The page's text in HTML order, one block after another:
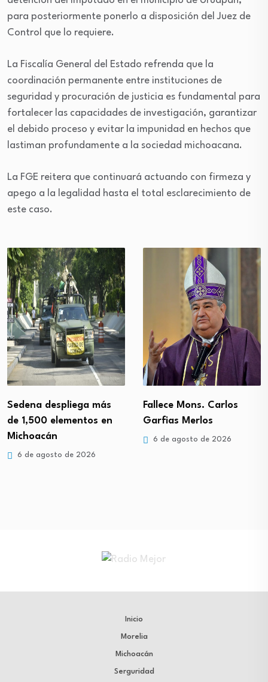
para posteriormente ponerlo a disposición del Juez de
Control que lo requiere.
La Fiscalía General del Estado refrenda que la
coordinación permanente entre instituciones de
seguridad y procuración de justicia es fundamental para
fortalecer las capacidades de investigación, garantizar
el debido proceso y evitar la impunidad en hechos que
lastiman profundamente a la sociedad michoacana.
La FGE reitera que continuará actuando con firmeza y
apego a la legalidad hasta el total esclarecimiento de
este caso.
Sedena despliega más
de 1,500 elementos en
Michoacán
6 de agosto de 2026
Fallece Mons. Carlos
Garfias Merlos
6 de agosto de 2026
Inicio
Morelia
Michoacán
Serguridad